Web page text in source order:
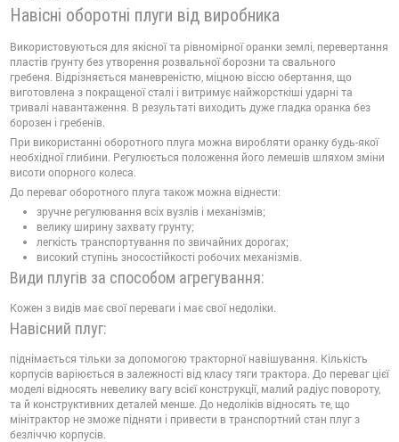
Навісні оборотні плуги від виробника
Використовуються для якісної та рівномірної оранки землі, перевертання
пластів ґрунту без утворення розвальної борозни та свального
гребеня. Відрізняється маневреністю, міцною віссю обертання, що
виготовлена з покращеної сталі і витримує найжорсткіші ударні та
тривалі навантаження. В результаті виходить дуже гладка оранка без
борозен і гребенів.
При використанні оборотного плуга можна виробляти оранку будь-якої
необхідної глибини. Регулюється положення його лемешів шляхом зміни
висоти опорного колеса.
До переваг оборотного плуга також можна віднести:
зручне регулювання всіх вузлів і механізмів;
велику ширину захвату грунту;
легкість транспортування по звичайних дорогах;
високий ступінь зносостійкості робочих механізмів.
Види плугів за способом агрегування:
Кожен з видів має свої переваги і має свої недоліки.
Навісний плуг:
піднімається тільки за допомогою тракторної навішування. Кількість
корпусів варіюється в залежності від класу тяги трактора. До переваг цієї
моделі відносять невелику вагу всієї конструкції, малий радіус повороту,
та й конструктивних деталей менше. До недоліків відносять те, що
мінітрактор не зможе підняти і привести в транспортний стан плуг з
безліччю корпусів.